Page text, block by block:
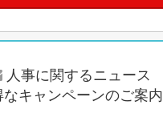
人事に関するニュース
なキャンペーンのご案内